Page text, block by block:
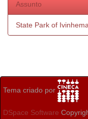
Assunto
State Park of
Tema criado por
DSpace Software